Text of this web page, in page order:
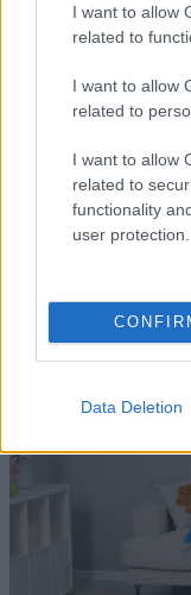
I want to allow
related to
I want to allow
related to
I want to allow
related to
functionality
user protection.
Data Deletion
08·08·2026
Εριέττα
ευτυχίας